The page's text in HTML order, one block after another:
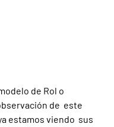
de Rol o
de este
estamos viendo  sus